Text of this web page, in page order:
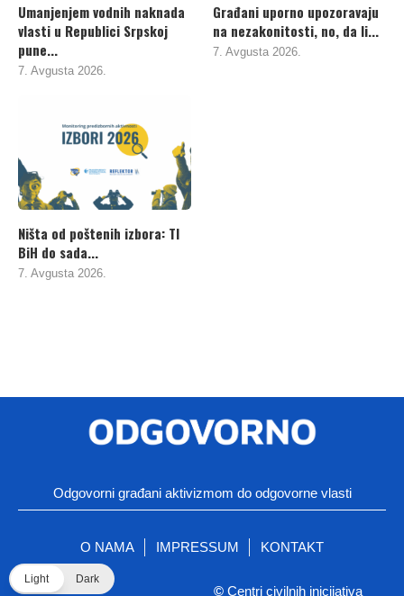
Umanjenjem vodnih naknada
vlasti u Republici Srpskoj
pune...
7. Avgusta 2026.
Građani uporno upozoravaju
na nezakonitosti, no, da li...
7. Avgusta 2026.
Ništa od poštenih izbora: TI
BiH do sada...
7. Avgusta 2026.
Odgovorni građani aktivizmom do odgovorne vlasti
O NAMA IMPRESSUM KONTAKT
© Centri civilnih inicijativa
Light Dark